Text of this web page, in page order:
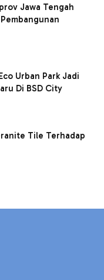
Jawa Tengah
Urban Park Jadi
Di BSD City
Tile Terhadap